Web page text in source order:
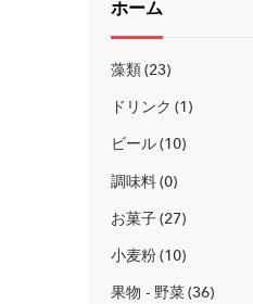
ホーム
藻類 23
ドリンク 1
ビール 10
調味料 0
お菓子 27
小麦粉 10
果物 - 野菜 36